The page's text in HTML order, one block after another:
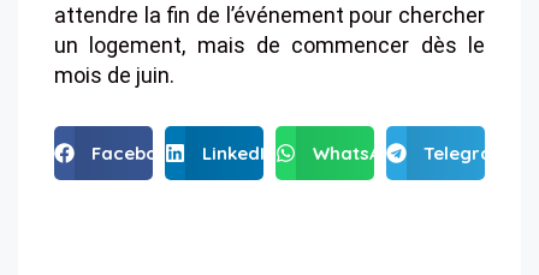
attendre la fin de l’événement pour chercher
un logement, mais de commencer dès le
mois de juin.
Facebook LinkedIn WhatsApp Telegram